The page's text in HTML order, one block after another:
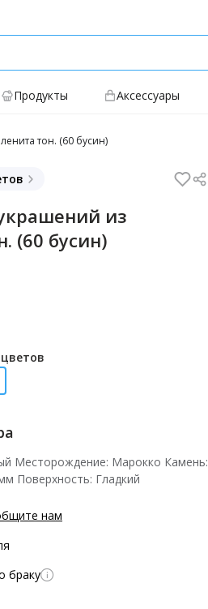
Продукты Аксессуары
тон. (60 бусин)
из
(60 бусин)
Месторождение: Марокко Камень:
Поверхность: Гладкий
нам
браку